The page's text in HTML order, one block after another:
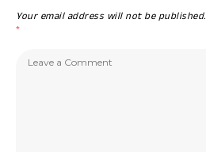
Your email address will not be published.
*